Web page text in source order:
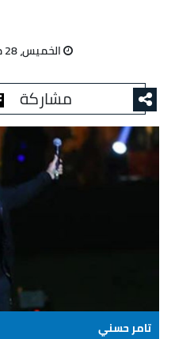
الخميس، 28 مايو 2026 12:02 م
مشاركة
تامر حسني